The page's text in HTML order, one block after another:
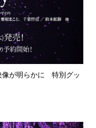
像が明らかに 特別グッ